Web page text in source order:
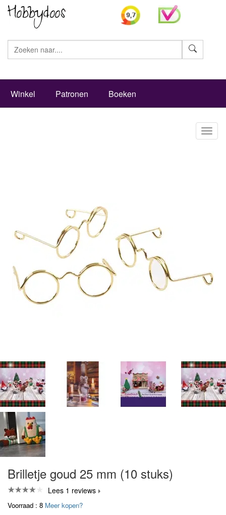
Winkel Patronen Boeken
Brilletje goud 25 mm (10 stuks)
Lees 1 reviews
Voorraad : 8 Meer kopen?